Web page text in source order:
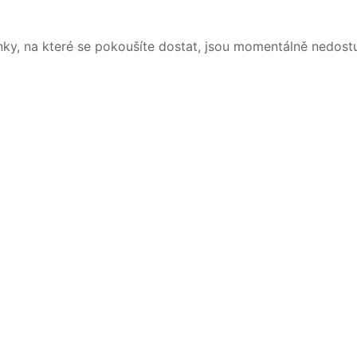
na které se pokoušíte dostat, jsou momentálně